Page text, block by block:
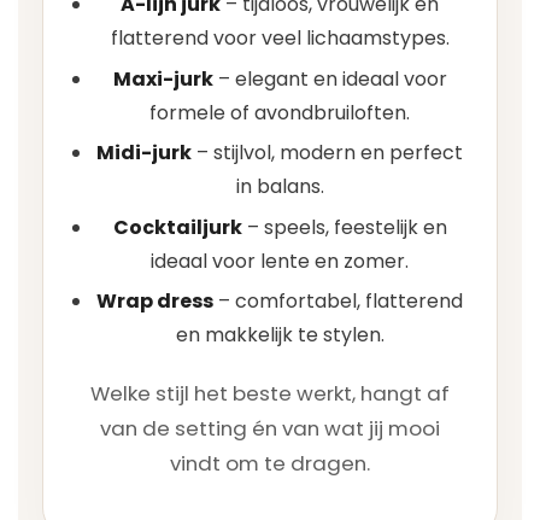
flatterend voor veel lichaamstypes.
Maxi-jurk– elegant en ideaal voor
formele of avondbruiloften.
Midi-jurk – stijlvol, modern en perfect
in balans.
Cocktailjurk– speels, feestelijk en
ideaal voor lente en zomer.
Wrap dress – comfortabel, flatterend
en makkelijk te stylen.
Welke stijl het beste werkt, hangt af
van de setting én van wat jij mooi
vindt om te dragen.